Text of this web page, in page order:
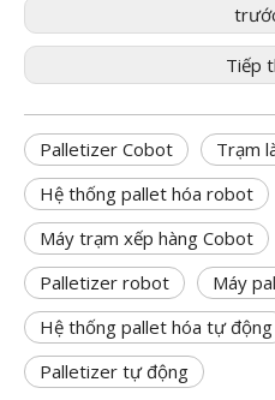
Tiếp
Palletizer Cobot
Trạm
Hệ thống pallet hóa robot
Máy trạm xếp hàng Cobot
Palletizer robot
Máy
Hệ thống pallet hóa tự động
Palletizer tự động